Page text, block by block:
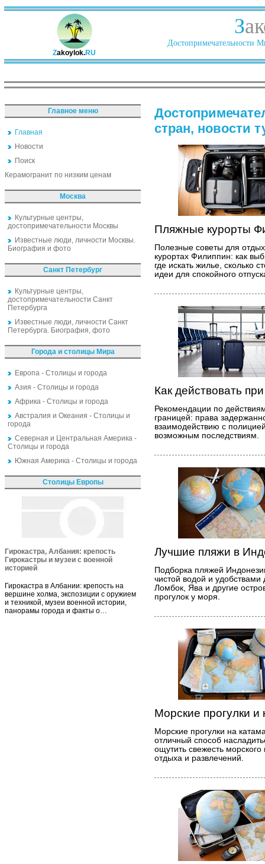
Zakoylok.RU
З
Достопримечательности
Главное меню
Главная
Новости
Поиск
Керамогранит по низким ценам
Москва
Культурные центры,
достопримечательности Москвы
Известные люди, личности Москвы.
Биография и фото
Санкт Петербург
Культурные центры,
достопримечательности Санкт
Петербурга
Известные люди, личности Санкт
Петербурга. Биография, фото
Города и столицы Мира
Европа - Столицы и города
Азия - Столицы и города
Африка - Столицы и города
Австралия и Океания - Столицы и
города
Северная и Центральная Америка -
Столицы и города
Южная Америка - Столицы и города
Столицы Европы
Гирокастра, Албания: крепость
Гирокастры и музеи с военной
историей
Гирокастра в Албании: крепость на
вершине холма, экспозиции с оружием
и техникой, музеи военной истории,
панорамы города и факты о…
стран, новости
Пляжные курорты
Полезные советы для
курортах Филиппин: как
где искать жилье, сколько
идеи для спокойного
Как действовать
Рекомендации по
границей: права
взаимодействию с
возможным последствиям.
Лучшие пляжи в
Подборка пляжей
чистой водой и
Ломбок, Ява и другие
прогулок у моря.
Морские прогулки
Морские прогулки на
отличный способ
ощутить свежесть
отдыха и развлечений.